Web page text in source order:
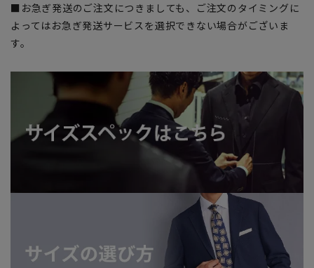
■お急ぎ発送のご注文につきましても、ご注文のタイミングに
よってはお急ぎ発送サービスを選択できない場合がございま
す。